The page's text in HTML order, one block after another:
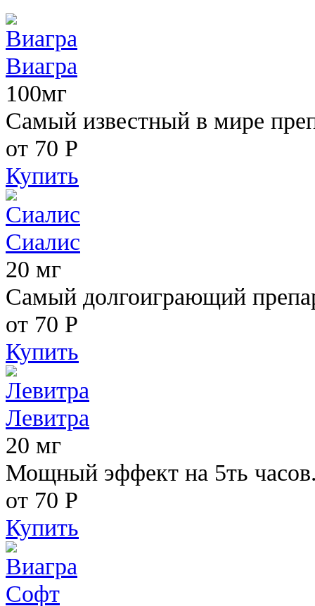
Виагра
100мг
Самый известный в мире
от 70 Р
Купить
Сиалис
20 мг
Самый долгоиграющий
от 70 Р
Купить
Левитра
20 мг
Мощный эффект на 5ть
от 70 Р
Купить